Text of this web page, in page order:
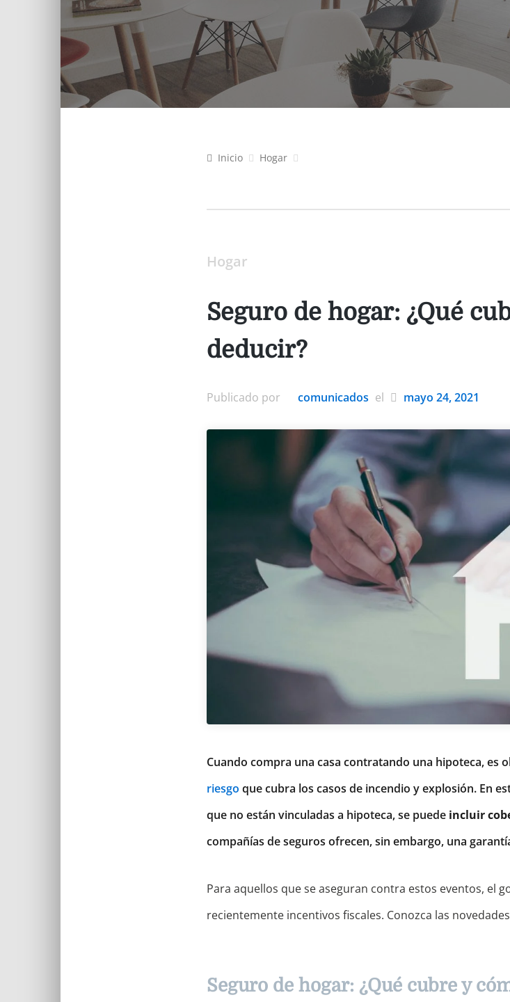
Inicio Hogar
Hogar
Seguro de hogar: ¿Qué
deducir?
Publicado por comunicados el mayo 24, 2021
Cuando compra una casa contratando una hipoteca, es
riesgo que cubra los casos de incendio y explosión. En
que no están vinculadas a hipoteca, se puede incluir
compañías de seguros ofrecen, sin embargo, una
Para aquellos que se aseguran contra estos eventos, el
recientemente incentivos fiscales. Conozca las
Seguro de hogar: ¿Qué cubre y